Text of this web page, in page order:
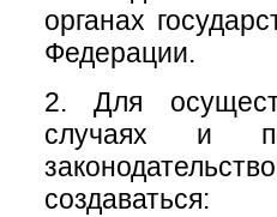
органах
Федерации.
2. Для
случаях и
создаваться: